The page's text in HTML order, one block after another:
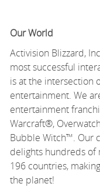
Our World
Activision Blizzard,
most successful
is at the intersection
entertainment. We
entertainment
Warcraft®,
Bubble Witch™. Our
delights hundreds of
196 countries,
the planet!